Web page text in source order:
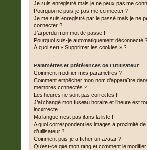
Je suis enregistré mais je ne peux pas me
Pourquoi ne puis-je pas me connecter ?
Je me suis enregistré par le passé mais je ne
connecter ?!
J’ai perdu mon mot de passe !
Pourquoi suis-je automatiquement déconnecté ?
À quoi sert « Supprimer les cookies » ?
Paramètres et préférences de l’utilisateur
Comment modifier mes paramètres ?
Comment empêcher mon nom d’apparaître
membres connectés ?
Les heures ne sont pas correctes !
J’ai changé mon fuseau horaire et l’heure est
incorrecte !
Ma langue n’est pas dans la liste !
A quoi correspondent les images à proximité de
d’utilisateur ?
Comment puis-je afficher un avatar ?
Qu’est-ce que mon rang et comment le modifier